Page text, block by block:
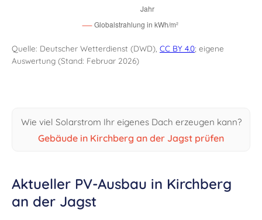
Quelle: Deutscher Wetterdienst (DWD), CC BY 4.0; eigene
Auswertung (Stand: Februar 2026)
Wie viel Solarstrom Ihr eigenes Dach erzeugen kann?
Gebäude in Kirchberg an der Jagst prüfen
Aktueller PV-Ausbau in Kirchberg
an der Jagst